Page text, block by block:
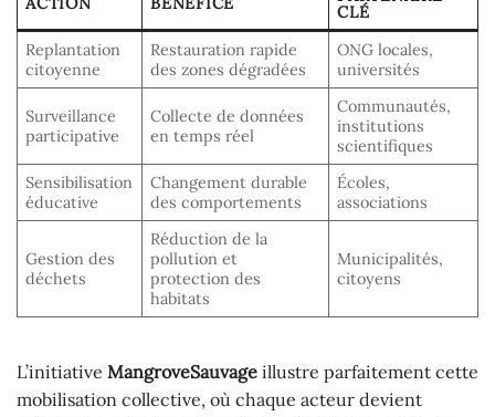
CLÉ
Replantation
citoyenne
Restauration rapide
des zones dégradées
ONG locales,
universités
Surveillance
participative
Collecte de données
en temps réel
Communautés,
institutions
scientifiques
Sensibilisation
éducative
Changement durable
des comportements
Écoles,
associations
Gestion des
déchets
Réduction de la
pollution et
protection des
habitats
Municipalités,
citoyens
L’initiative MangroveSauvage illustre parfaitement cette
mobilisation collective, où chaque acteur devient